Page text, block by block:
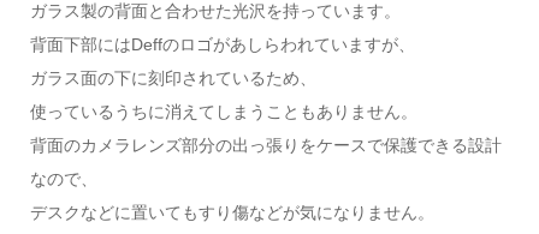
ガラス製の背面と合わせた光沢を持っています。
背面下部にはDeffのロゴがあしらわれていますが、
ガラス面の下に刻印されているため、
使っているうちに消えてしまうこともありません。
背面のカメラレンズ部分の出っ張りをケースで保護できる設計
なので、
デスクなどに置いてもすり傷などが気になりません。